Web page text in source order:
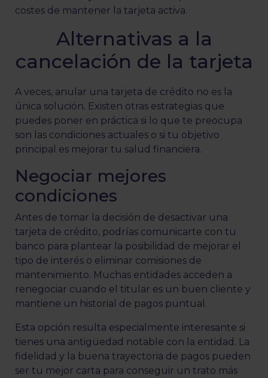
costes de mantener la tarjeta activa.
Alternativas a la
cancelación de la tarjeta
A veces, anular una tarjeta de crédito no es la
única solución. Existen otras estrategias que
puedes poner en práctica si lo que te preocupa
son las condiciones actuales o si tu objetivo
principal es mejorar tu salud financiera.
Negociar mejores
condiciones
Antes de tomar la decisión de desactivar una
tarjeta de crédito, podrías comunicarte con tu
banco para plantear la posibilidad de mejorar el
tipo de interés o eliminar comisiones de
mantenimiento. Muchas entidades acceden a
renegociar cuando el titular es un buen cliente y
mantiene un historial de pagos puntual.
Esta opción resulta especialmente interesante si
tienes una antigüedad notable con la entidad. La
fidelidad y la buena trayectoria de pagos pueden
ser tu mejor carta para conseguir un trato más